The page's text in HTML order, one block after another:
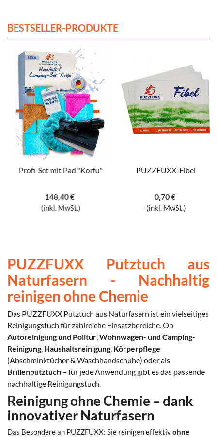
BESTSELLER-PRODUKTE
Profi-Set mit Pad "Korfu"
148,40 €
(inkl. MwSt.)
PUZZFUXX-Fibel
0,70 €
(inkl. MwSt.)
PUZZFUXX Putztuch aus
Naturfasern - Nachhaltig
reinigen ohne Chemie
Das PUZZFUXX Putztuch aus Naturfasern ist ein vielseitiges
Reinigungstuch für zahlreiche Einsatzbereiche. Ob
Autoreinigung und Politur Wohnwagen- und Camping-
Reinigung Haushaltsreinigung Körperpflege
(Abschminktücher & Waschhandschuhe) oder als
Brillenputztuch – für jede Anwendung gibt es das passende
nachhaltige Reinigungstuch.
Reinigung ohne Chemie – dank
innovativer Naturfasern
Das Besondere an PUZZFUXX: Sie reinigen effektivohne